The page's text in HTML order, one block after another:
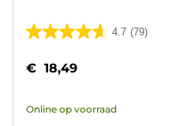
4.7 (79)
4.7
de
sterren.
€ 18,49
Online op voorraad